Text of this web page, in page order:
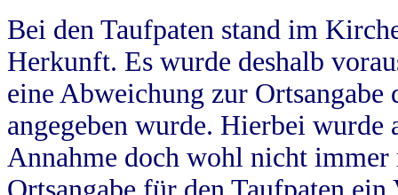
Bei den Taufpaten stand im
Herkunft. Es wurde deshalb
eine Abweichung zur
angegeben wurde. Hierbei wurde
Annahme doch wohl nicht